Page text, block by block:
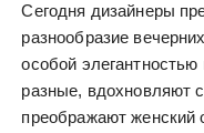
Сегодня дизайнеры
разнообразие
особой
разные, вдохновляют
преображают женский